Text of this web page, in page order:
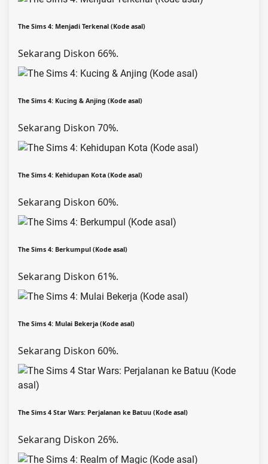
The Sims 4: Menjadi Terkenal (Kode asal)
Sekarang Diskon 66%.
The Sims 4: Kucing & Anjing (Kode asal)
Sekarang Diskon 70%.
The Sims 4: Kehidupan Kota (Kode asal)
Sekarang Diskon 60%.
The Sims 4: Berkumpul (Kode asal)
Sekarang Diskon 61%.
The Sims 4: Mulai Bekerja (Kode asal)
Sekarang Diskon 60%.
The Sims 4 Star Wars: Perjalanan ke Batuu (Kode asal)
Sekarang Diskon 26%.